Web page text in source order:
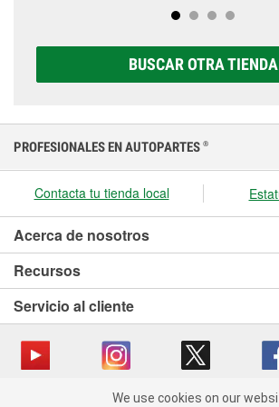
prueben a la primera señal de avería.
completa de baterías Super Start®,
elegir la que sea correcta para tu
BUSCAR OTRA TIENDA
PROFESIONALES EN AUTOPARTES ®
Contacta tu tienda local
Acerca de nosotros
Recursos
Servicio al cliente
Copyright © 2008-2026 O’Reilly Auto Parts v
We use cookies on our